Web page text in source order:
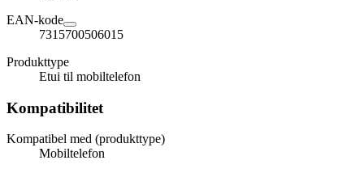
EAN-kode
7315700506015
Produkttype
Etui til mobiltelefon
Kompatibilitet
Kompatibel med (produkttype)
Mobiltelefon